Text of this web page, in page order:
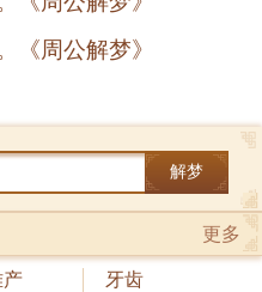
《周公解梦》
解梦
更多
牙齿